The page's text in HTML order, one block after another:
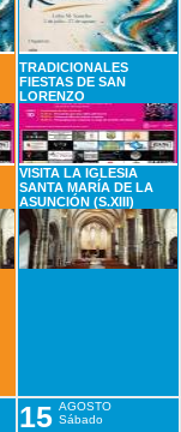
TRADICIONALES
FIESTAS DE SAN
LORENZO
VISITA LA IGLESIA
SANTA MARÍA DE LA
ASUNCIÓN (S.XIII)
15 AGOSTO
Sábado